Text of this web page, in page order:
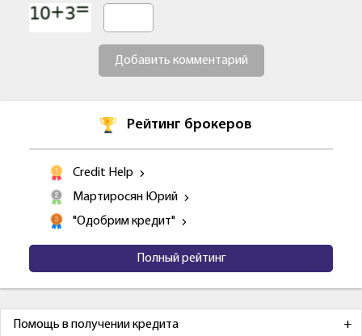
Добавить комментарий
Рейтинг брокеров
Credit Help
Мартиросян Юрий
"Одобрим кредит"
Полный рейтинг
Помощь в получении кредита